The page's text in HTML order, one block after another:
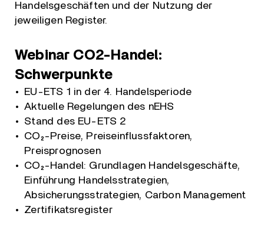
Handelsgeschäften und der Nutzung der
jeweiligen Register.
Webinar CO2-Handel:
Schwerpunkte
EU-ETS 1 in der 4. Handelsperiode
Aktuelle Regelungen des nEHS
Stand des EU-ETS 2
CO₂-Preise, Preiseinflussfaktoren,
Preisprognosen
CO₂-Handel: Grundlagen Handelsgeschäfte,
Einführung Handelsstrategien,
Absicherungsstrategien, Carbon Management
Zertifikatsregister